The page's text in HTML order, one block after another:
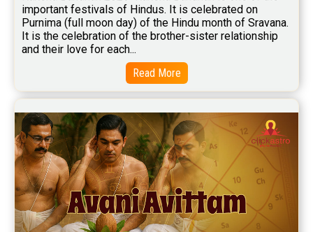
Free Star Horoscope Reviews
Baby Names Reviews
Free Chinese Horoscope Reviews
Free Feng Shui Reviews
Free Panchanga Predictions Reviews
Astrology Consultancy Reviews
Free Janam Kundali Reviews
important festivals of Hindus. It is celebrated on
Purnima (full moon day) of the Hindu month of Sravana.
It is the celebration of the brother-sister relationship
and their love for each...
Read More